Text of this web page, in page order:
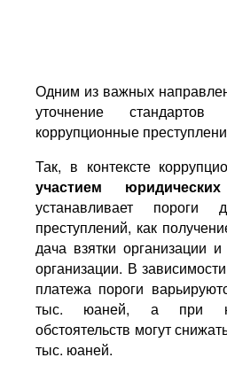
Одним из важных
уточнение стандартов
коррупционные
Так, в контексте
участием
устанавливает пороги
преступлений, как
дача взятки организации
организации. В
платежа пороги
тыс. юаней, а при
обстоятельств могут
тыс. юаней.